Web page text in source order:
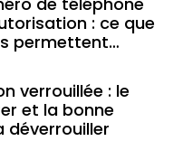
: ce que
permettent
verrouillée : le
et la bonne
déverrouiller